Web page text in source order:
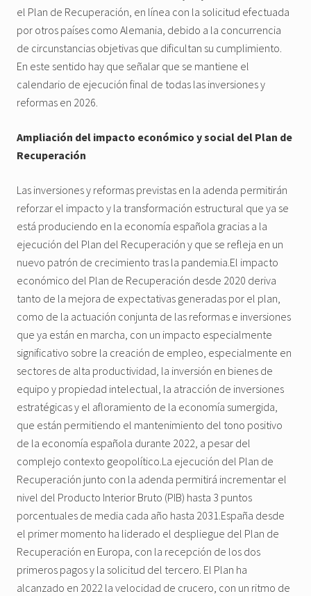
el Plan de Recuperación, en línea con la solicitud efectuada
por otros países como Alemania, debido a la concurrencia
de circunstancias objetivas que dificultan su cumplimiento.
En este sentido hay que señalar que se mantiene el
calendario de ejecución final de todas las inversiones y
reformas en 2026.
Ampliación del impacto económico y social del Plan de
Recuperación
Las inversiones y reformas previstas en la adenda permitirán
reforzar el impacto y la transformación estructural que ya se
está produciendo en la economía española gracias a la
ejecución del Plan del Recuperación y que se refleja en un
nuevo patrón de crecimiento tras la pandemia.El impacto
económico del Plan de Recuperación desde 2020 deriva
tanto de la mejora de expectativas generadas por el plan,
como de la actuación conjunta de las reformas e inversiones
que ya están en marcha, con un impacto especialmente
significativo sobre la creación de empleo, especialmente en
sectores de alta productividad, la inversión en bienes de
equipo y propiedad intelectual, la atracción de inversiones
estratégicas y el afloramiento de la economía sumergida,
que están permitiendo el mantenimiento del tono positivo
de la economía española durante 2022, a pesar del
complejo contexto geopolítico.La ejecución del Plan de
Recuperación junto con la adenda permitirá incrementar el
nivel del Producto Interior Bruto (PIB) hasta 3 puntos
porcentuales de media cada año hasta 2031.España desde
el primer momento ha liderado el despliegue del Plan de
Recuperación en Europa, con la recepción de los dos
primeros pagos y la solicitud del tercero. El Plan ha
alcanzado en 2022 la velocidad de crucero, con un ritmo de